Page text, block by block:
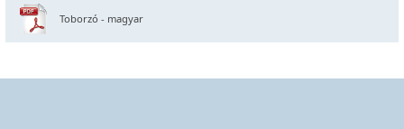
Toborzó - magyar